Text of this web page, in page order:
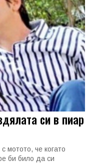
си в пиар
мотото, че когато
би било да си